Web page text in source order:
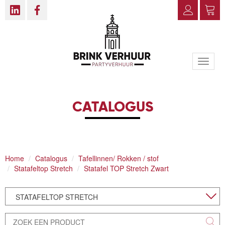
Toggle
CATALOGUS
Home Catalogus
Tafellinnen/ Rokken / stof
Statafeltop Stretch
Statafel TOP Stretch Zwart
STATAFELTOP STRETCH